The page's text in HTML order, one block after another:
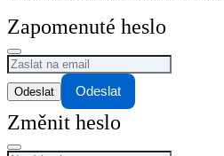
Zapomenuté heslo
Odeslat
Změnit heslo